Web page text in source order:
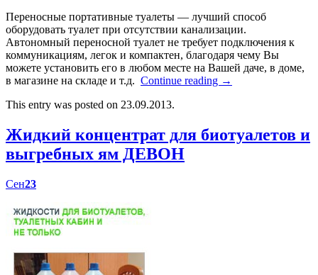
Переносные портативные туалеты — лучший способ
оборудовать туалет при отсутствии канализации.
Автономный переносной туалет не требует подключения к
коммуникациям, легок и компактен, благодаря чему Вы
можете установить его в любом месте на Вашей даче, в доме,
в магазине на складе и т.д. Continue reading →
This entry was posted on 23.09.2013.
Жидкий концентрат для биотуалетов и
выгребных ям ДЕВОН
Сен23